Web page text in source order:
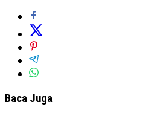
Baca Juga